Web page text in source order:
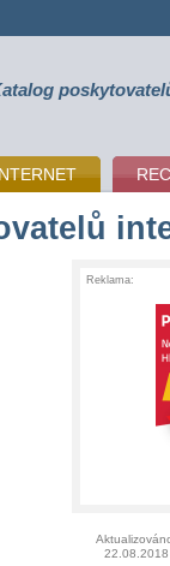
Reklama:
22.08.2018